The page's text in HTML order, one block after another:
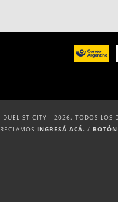
DUELIST CITY - 2026. TODOS LOS
INGRESÁ ACÁ. /